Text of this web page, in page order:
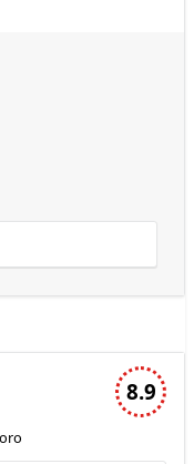
8.9